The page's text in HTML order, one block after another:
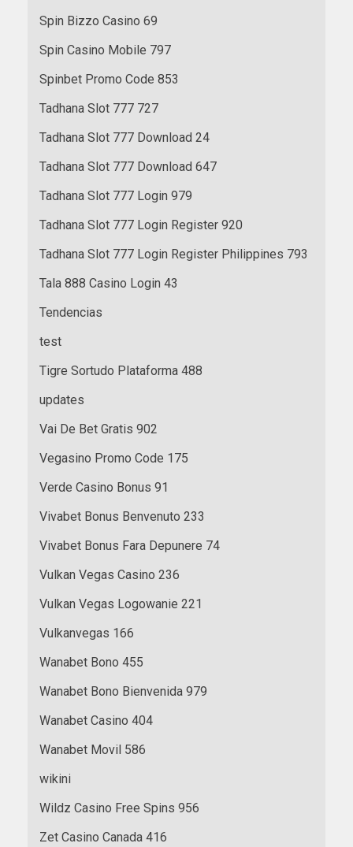
Spin Bizzo Casino 69
Spin Casino Mobile 797
Spinbet Promo Code 853
Tadhana Slot 777 727
Tadhana Slot 777 Download 24
Tadhana Slot 777 Download 647
Tadhana Slot 777 Login 979
Tadhana Slot 777 Login Register 920
Tadhana Slot 777 Login Register Philippines 793
Tala 888 Casino Login 43
Tendencias
test
Tigre Sortudo Plataforma 488
updates
Vai De Bet Gratis 902
Vegasino Promo Code 175
Verde Casino Bonus 91
Vivabet Bonus Benvenuto 233
Vivabet Bonus Fara Depunere 74
Vulkan Vegas Casino 236
Vulkan Vegas Logowanie 221
Vulkanvegas 166
Wanabet Bono 455
Wanabet Bono Bienvenida 979
Wanabet Casino 404
Wanabet Movil 586
wikini
Wildz Casino Free Spins 956
Zet Casino Canada 416